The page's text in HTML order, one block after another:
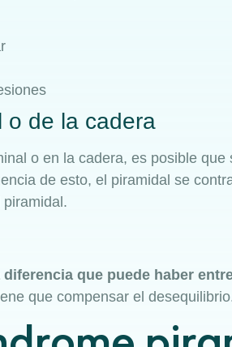
o de la cadera
o en la cadera, es posible que
de esto, el piramidal se
diferencia que puede haber
que compensar el